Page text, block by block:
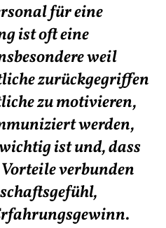
für eine
ist oft eine
weil
zurückgegriffen
zu motivieren,
werden,
ist und, dass
verbunden